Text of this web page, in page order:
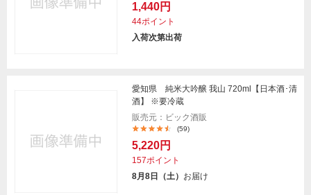
1,440円
44ポイント
入荷次第出荷
愛知県 純米大吟醸 我山 720ml【日本酒･清
酒】 ※要冷蔵
販売元：ビック酒販
(59)
5,220円
157ポイント
8月8日（土） お届け